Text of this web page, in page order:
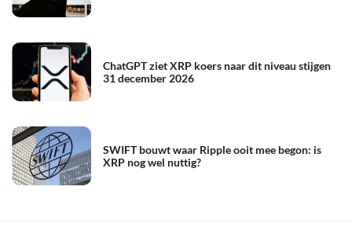
ChatGPT ziet XRP koers naar dit niveau stijgen
31 december 2026
SWIFT bouwt waar Ripple ooit mee begon: is
XRP nog wel nuttig?